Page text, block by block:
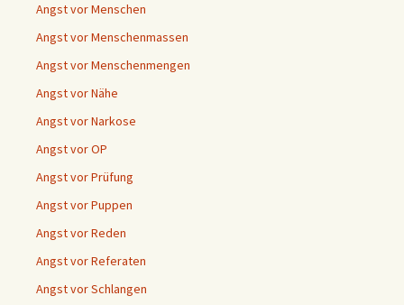
Angst vor Menschen
Angst vor Menschenmassen
Angst vor Menschenmengen
Angst vor Nähe
Angst vor Narkose
Angst vor OP
Angst vor Prüfung
Angst vor Puppen
Angst vor Reden
Angst vor Referaten
Angst vor Schlangen